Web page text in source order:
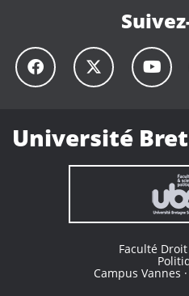
Université
Faculté
Campus Vannes ·